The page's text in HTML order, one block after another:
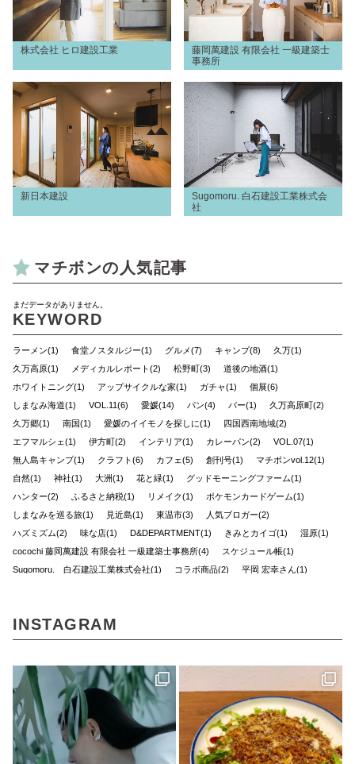
株式会社 ヒロ建設工業
藤岡萬建設 有限会社 一級建築士
事務所
新日本建設
Sugomoru. 白石建設工業株式会
社
マチボンの人気記事
まだデータがありません。
KEYWORD
ラーメン(1) 食堂ノスタルジー(1) グルメ(7) キャンプ(8)
久万(1)
久万高原(1)
メディカルレポート(2) 松野町(3)
道後の地酒(1)
ホワイトニング(1)
アップサイクルな家(1) ガチャ(1)
個展(6)
しまなみ海道(1)
VOL.11(6) 愛媛(14) パン(4) バー(1)
久万高原町(2)
久万郷(1)
南国(1) 愛媛のイイモノを探しに(1)
四国西南地域(2)
エフマルシェ(1)
伊方町(2) インテリア(1) カレーパン(2)
VOL.07(1)
無人島キャンプ(1)
クラフト(6) カフェ(5) 創刊号(1)
マチボンvol.12(1)
自然(1)
神社(1) 大洲(1) 花と緑(1)
グッドモーニングファーム(1)
ハンター(2)
ふるさと納税(1) リメイク(1)
ポケモンカードゲーム(1)
しまなみを巡る旅(1)
見近島(1) 東温市(3)
人気ブロガー(2)
ハズミズム(2)
味な店(1) D&DEPARTMENT(1) きみとカイゴ(1)
湿原(1)
cocochi 藤岡萬建設 有限会社 一級建築士事務所(4)
スケジュール帳(1)
Sugomoru. 白石建設工業株式会社(1)
コラボ商品(2)
平岡 宏幸さん(1)
きみとバンド(1)
花菖蒲(1)
新日本建設 株式会社(1)
カリーゴッドスパイス(2)
母の日(1)
マチボン高知(1)
Story of cheesecake.(1)
西予(1)
山の学び舎 古岩屋(1) KURASU(1)
ジビエ料理(1)
スパイス探訪(2)
ギフト(3)
タグを削除: YODOSENサポーター YODOSENサポーター(1)
ほわいとファーム(4)
マルシェ(9) 隠れ家カフェ(1)
MACCHI(1)
INSTAGRAM